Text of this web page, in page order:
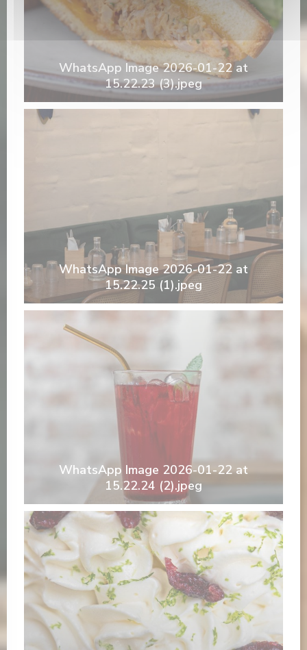
WhatsApp Image 2026-01-22 at
15.22.23 (3).jpeg
WhatsApp Image 2026-01-22 at
15.22.25 (1).jpeg
WhatsApp Image 2026-01-22 at
15.22.24 (2).jpeg